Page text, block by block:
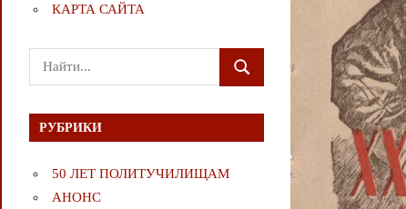
КАРТА САЙТА
Поиск
для:
ПОИСК
РУБРИКИ
50 ЛЕТ ПОЛИТУЧИЛИЩАМ
АНОНС